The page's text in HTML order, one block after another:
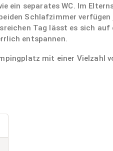
ein separates WC. Im
Schlafzimmer verfügen
Tag lässt es sich auf
entspannen.
mit einer Vielzahl
„Porto Felice“ heißt auf
sind wunderschön mit
Das große
Rikschaverleih sind nur
des täglichen Lebens